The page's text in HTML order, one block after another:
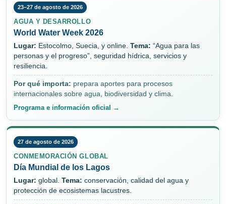
23–27 de agosto de 2026
AGUA Y DESARROLLO
World Water Week 2026
Lugar: Estocolmo, Suecia, y online. Tema: “Agua para las
personas y el progreso”, seguridad hídrica, servicios y
resiliencia.
Por qué importa: prepara aportes para procesos
internacionales sobre agua, biodiversidad y clima.
Programa e información oficial →
27 de agosto de 2026
CONMEMORACIÓN GLOBAL
Día Mundial de los Lagos
Lugar: global. Tema: conservación, calidad del agua y
protección de ecosistemas lacustres.